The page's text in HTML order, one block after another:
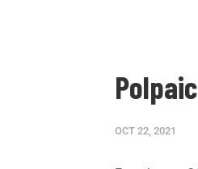
OCT 22, 2021